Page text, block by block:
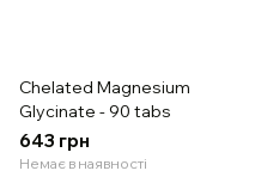
Chelated Magnesium
Glycinate - 90 tabs
643 грн
Немає в наявності